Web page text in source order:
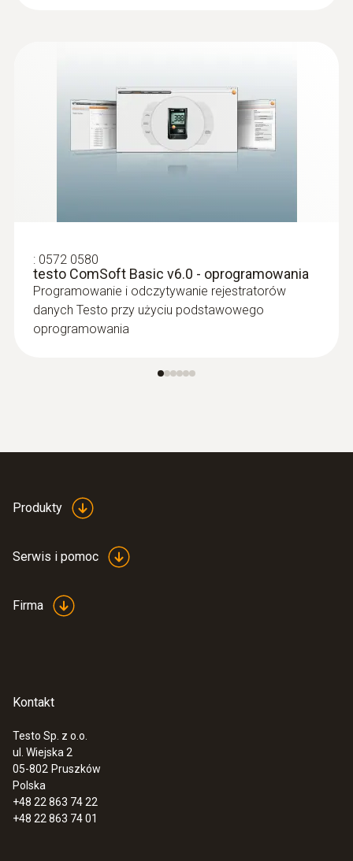
: 0572 0580
testo ComSoft Basic v6.0 - oprogramowania
Programowanie i odczytywanie rejestratorów
danych Testo przy użyciu podstawowego
oprogramowania
Produkty
Serwis i pomoc
Firma
Kontakt
Testo Sp. z o.o.
ul. Wiejska 2
05-802 Pruszków
Polska
+48 22 863 74 22
+48 22 863 74 01